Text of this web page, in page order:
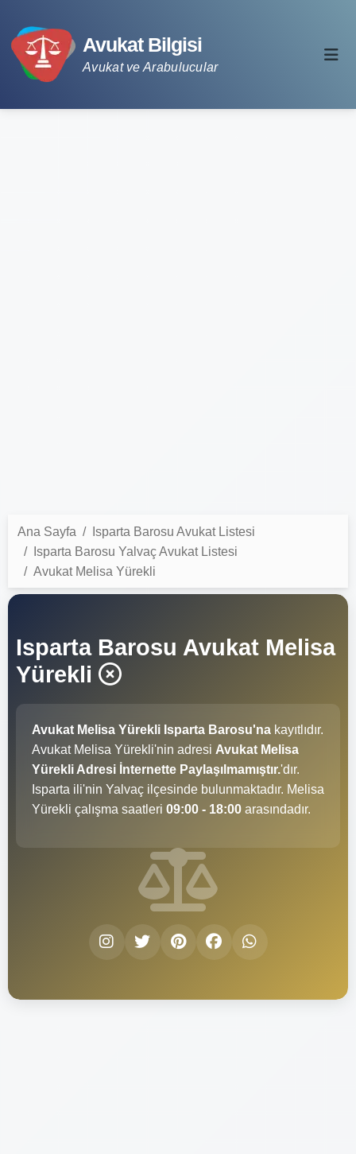
Avukat Bilgisi
Avukat ve Arabulucular
Ana Sayfa
Isparta Barosu Avukat Listesi
Isparta Barosu Yalvaç Avukat Listesi
Avukat Melisa Yürekli
Isparta Barosu Avukat Melisa
Yürekli
Avukat Melisa Yürekli Isparta Barosu'na kayıtlıdır.
Avukat Melisa Yürekli'nin adresi Avukat Melisa
Yürekli Adresi İnternette Paylaşılmamıştır.'dır.
Isparta ili'nin Yalvaç ilçesinde bulunmaktadır. Melisa
Yürekli çalışma saatleri 09:00 - 18:00 arasındadır.